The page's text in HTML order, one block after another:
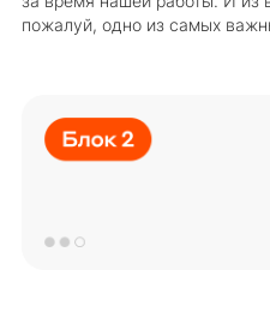
пожалуй, одно из самых